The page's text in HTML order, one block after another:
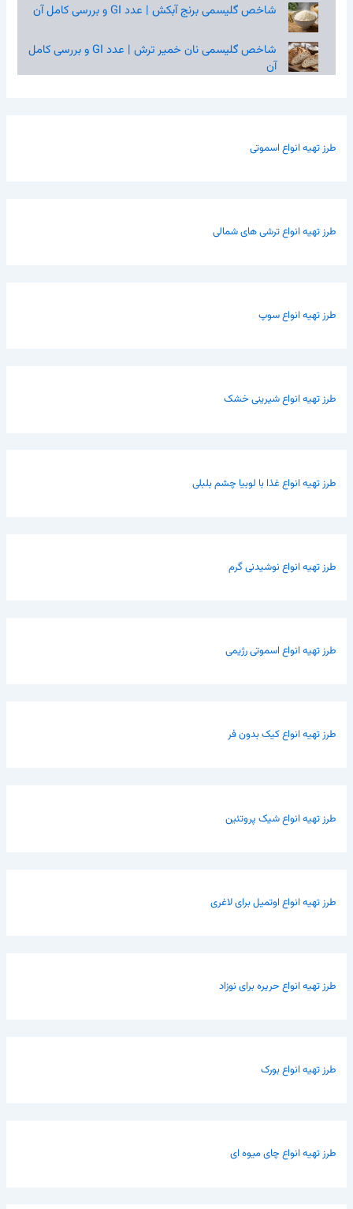
شاخص گلیسمی برنج آبکش | عدد GI و بررسی کامل آن
شاخص گلیسمی نان خمیر ترش | عدد GI و بررسی کامل
آن
طرز تهیه انواع اسموتی
طرز تهیه انواع ترشی های شمالی
طرز تهیه انواع سوپ
طرز تهیه انواع شیرینی خشک
طرز تهیه انواع غذا با لوبیا چشم بلبلی
طرز تهیه انواع نوشیدنی گرم
طرز تهیه انواع اسموتی رژیمی
طرز تهیه انواع کیک بدون فر
طرز تهیه انواع شیک پروتئین
طرز تهیه انواع اوتمیل برای لاغری
طرز تهیه انواع حریره برای نوزاد
طرز تهیه انواع بورک
طرز تهیه انواع چای میوه ای